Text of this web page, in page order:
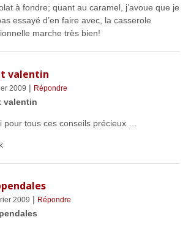
à fondre; quant au caramel, j’avoue que je
essayé d’en faire avec, la casserole
marche très bien!
valentin
2009 | Répondre
valentin
pour tous ces conseils précieux …
2009 | Répondre